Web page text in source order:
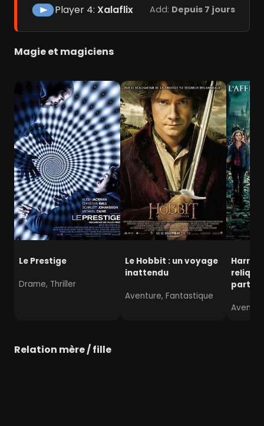
Player 4: Xalaflix Add: Depuis 7 jours
Magie et magiciens
Le Prestige
Drame, Thriller
Le Hobbit : un voyage
inattendu
Aventure, Fantastique
Harry
partie
Relation mère / fille